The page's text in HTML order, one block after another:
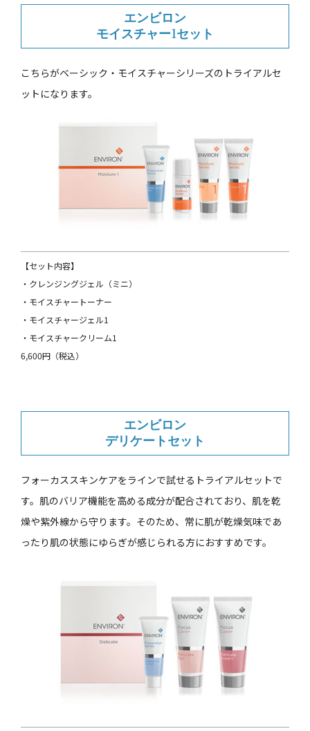
エンビロン
モイスチャー1セット
こちらがベーシック・モイスチャーシリーズのトライアルセ
ットになります。
【セット内容】
・クレンジングジェル（ミニ）
・モイスチャートーナー
・モイスチャージェル1
・モイスチャークリーム1
6,600円（税込）
エンビロン
デリケートセット
フォーカススキンケアをラインで試せるトライアルセットで
す。肌のバリア機能を高める成分が配合されており、肌を乾
燥や紫外線から守ります。そのため、常に肌が乾燥気味であ
ったり肌の状態にゆらぎが感じられる方におすすめです。